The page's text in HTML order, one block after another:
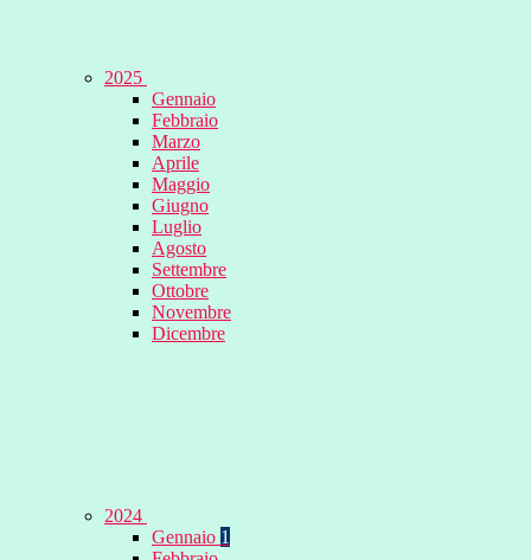
2025
Gennaio
Febbraio
Marzo
Aprile
Maggio
Giugno
Luglio
Agosto
Settembre
Ottobre
Novembre
Dicembre
2024
Gennaio 1